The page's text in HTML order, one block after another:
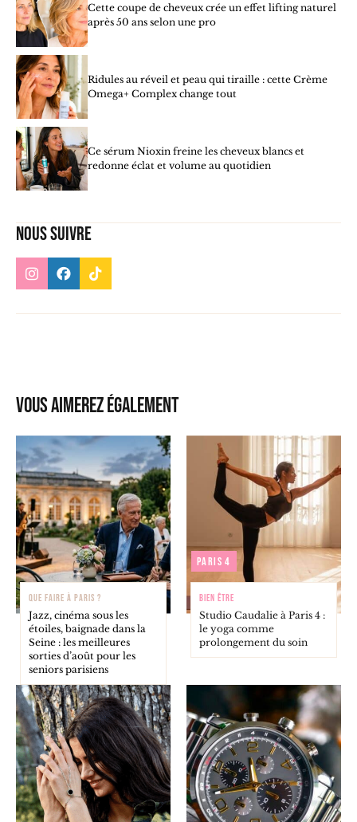
Cette coupe de cheveux crée un effet lifting naturel
après 50 ans selon une pro
Ridules au réveil et peau qui tiraille : cette Crème
Omega+ Complex change tout
Ce sérum Nioxin freine les cheveux blancs et
redonne éclat et volume au quotidien
Nous suivre
Vous aimerez également
QUE FAIRE À PARIS ?
Jazz, cinéma sous les
étoiles, baignade dans la
Seine : les meilleures
sorties d’août pour les
seniors parisiens
Paris 4
BIEN ÊTRE
Studio Caudalie à Paris 4 :
le yoga comme
prolongement du soin